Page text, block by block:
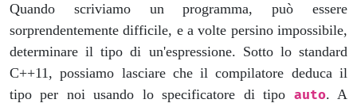
Quando scriviamo un programma, può essere
sorprendentemente difficile, e a volte persino impossibile,
determinare il tipo di un'espressione. Sotto lo standard
C++11, possiamo lasciare che il compilatore deduca il
tipo per noi usando lo specificatore di tipo auto. A